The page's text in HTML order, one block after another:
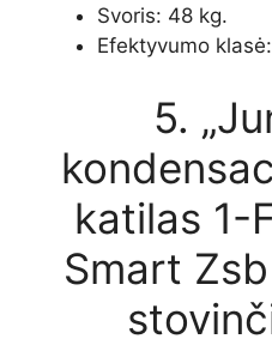
Svoris: 48 kg.
Efektyvumo
5.
katilas 1-
Smart